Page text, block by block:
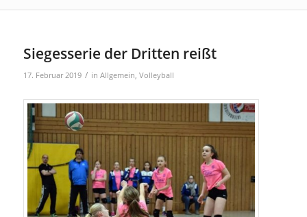
Siegesserie der Dritten reißt
17. Februar 2019 / in Allgemein, Volleyball